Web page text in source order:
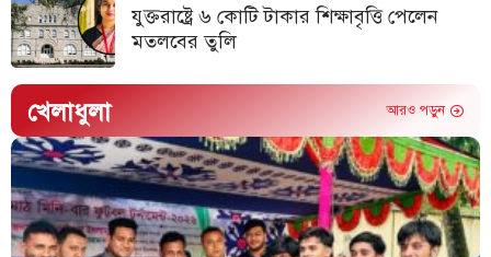
যুক্তরাষ্ট্রে ৬ কোটি টাকার শিক্ষাবৃত্তি পেলেন
মতলবের তুলি
খেলাধুলা আরও পড়ুন